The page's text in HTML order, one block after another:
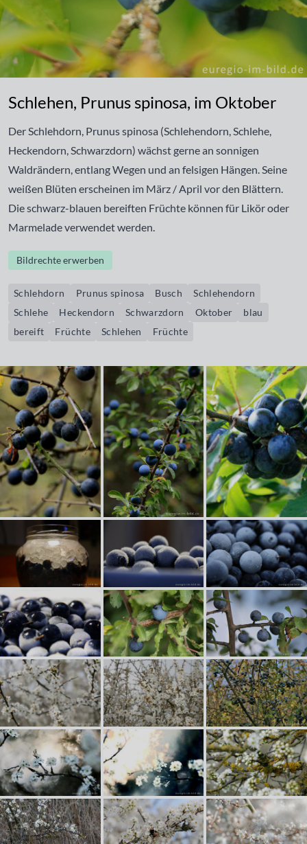
Schlehen, Prunus spinosa, im Oktober
Der Schlehdorn, Prunus spinosa (Schlehendorn, Schlehe,
Heckendorn, Schwarzdorn) wächst gerne an sonnigen
Waldrändern, entlang Wegen und an felsigen Hängen. Seine
weißen Blüten erscheinen im März / April vor den Blättern.
Die schwarz-blauen bereiften Früchte können für Likör oder
Marmelade verwendet werden.
Bildrechte erwerben
Schlehdorn Prunus spinosa Busch
Schlehendorn
Schlehe
Heckendorn Schwarzdorn Oktober
blau
bereift
Früchte Schlehen Früchte